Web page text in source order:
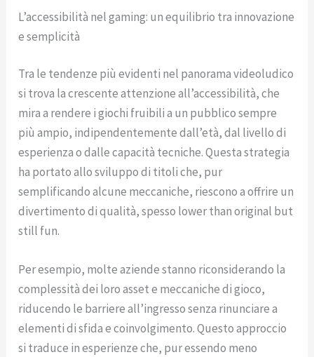
L’accessibilità nel gaming: un equilibrio tra innovazione
e semplicità
Tra le tendenze più evidenti nel panorama videoludico
si trova la crescente attenzione all’accessibilità, che
mira a rendere i giochi fruibili a un pubblico sempre
più ampio, indipendentemente dall’età, dal livello di
esperienza o dalle capacità tecniche. Questa strategia
ha portato allo sviluppo di titoli che, pur
semplificando alcune meccaniche, riescono a offrire un
divertimento di qualità, spesso lower than original but
still fun.
Per esempio, molte aziende stanno riconsiderando la
complessità dei loro asset e meccaniche di gioco,
riducendo le barriere all’ingresso senza rinunciare a
elementi di sfida e coinvolgimento. Questo approccio
si traduce in esperienze che, pur essendo meno